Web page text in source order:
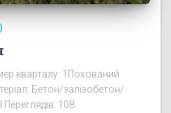
кварталу: 1Похований
Бетон/залізобетон/
108